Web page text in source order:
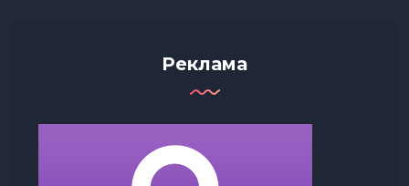
Реклама